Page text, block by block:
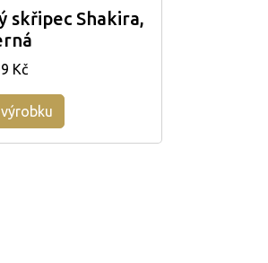
skřipec Shakira,
Kč